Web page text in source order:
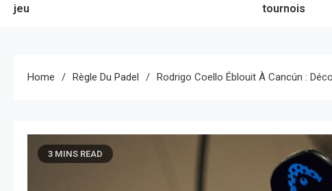
jeu tournois
Home Règle Du Padel Rodrigo Coello Éblouit À Cancún :
3 MINS READ